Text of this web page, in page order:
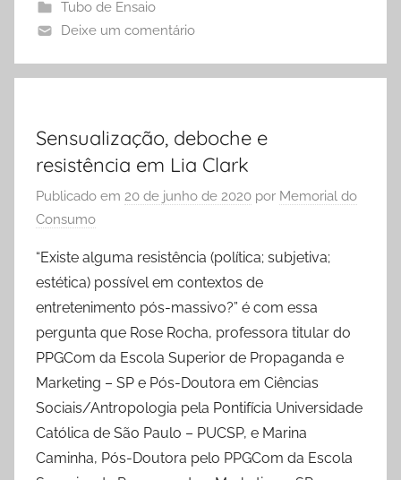
Tubo de Ensaio
Deixe um comentário
Sensualização, deboche e
resistência em Lia Clark
Publicado em 20 de junho de 2020 por Memorial do
Consumo
“Existe alguma resistência (política; subjetiva;
estética) possível em contextos de
entretenimento pós-massivo?” é com essa
pergunta que Rose Rocha, professora titular do
PPGCom da Escola Superior de Propaganda e
Marketing – SP e Pós-Doutora em Ciências
Sociais/Antropologia pela Pontifícia Universidade
Católica de São Paulo – PUCSP, e Marina
Caminha, Pós-Doutora pelo PPGCom da Escola